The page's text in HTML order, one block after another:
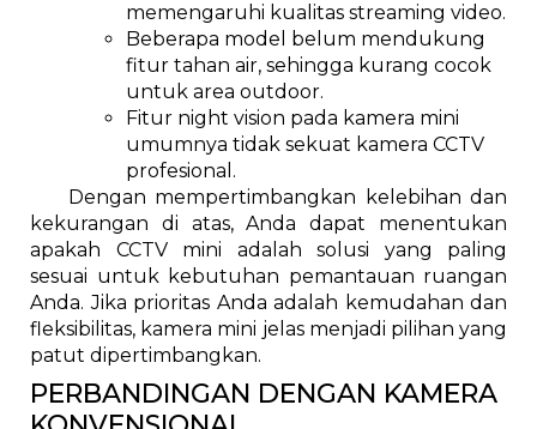
memengaruhi kualitas streaming video.
Beberapa model belum mendukung
fitur tahan air, sehingga kurang cocok
untuk area outdoor.
Fitur night vision pada kamera mini
umumnya tidak sekuat kamera CCTV
profesional.
Dengan mempertimbangkan kelebihan dan
kekurangan di atas, Anda dapat menentukan
apakah CCTV mini adalah solusi yang paling
sesuai untuk kebutuhan pemantauan ruangan
Anda. Jika prioritas Anda adalah kemudahan dan
fleksibilitas, kamera mini jelas menjadi pilihan yang
patut dipertimbangkan.
PERBANDINGAN DENGAN KAMERA